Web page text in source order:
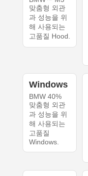
맞춤형 외관
과 성능을 위
해 사용되는
고품질 Hood.
Windows
BMW 40%
맞춤형 외관
과 성능을 위
해 사용되는
고품질
Windows.